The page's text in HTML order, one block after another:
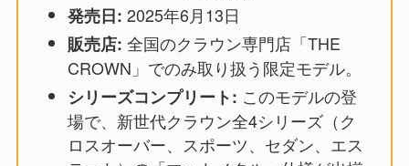
発売日: 2025年6月13日
販売店: 全国のクラウン専門店「THE
CROWN」でのみ取り扱う限定モデル。
シリーズコンプリート: このモデルの登
場で、新世代クラウン全4シリーズ（ク
ロスオーバー、スポーツ、セダン、エス